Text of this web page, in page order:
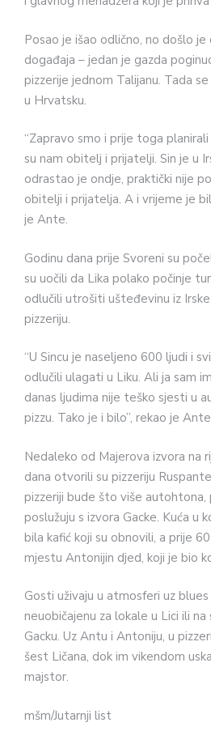
Posao je išao odlično, no došlo
događaja – jedan je gazda
pizzerije jednom Talijanu. Tada
u Hrvatsku.
“Zapravo smo i prije toga
su nam obitelj i prijatelji. Sin je u
odrastao je ondje, praktički nije
obitelji i prijatelja. A i vrijeme je
je Ante.
Godinu dana prije Svoreni su
su uočili da Lika polako počinje
odlučili utrošiti ušteđevinu iz
pizzeriju.
“U Sincu je naseljeno 600 ljudi i
odlučili ulagati u Liku. Ali ja sam
danas ljudima nije teško sjesti u
pizzu. Tako je i bilo”, rekao je
Nedaleko od Majerova izvora na
dana otvorili su pizzeriju
pizzeriji bude što više autohtona,
poslužuju s izvora Gacke. Kuća u
bila kafić koji su obnovili, a prije
mjestu Antonijin djed, koji je bio
Gosti uživaju u atmosferi uz
neuobičajenu za lokale u Lici ili na
Gacku. Uz Antu i Antoniju, u
šest Ličana, dok im vikendom
majstor.
mšm/Jutarnji list